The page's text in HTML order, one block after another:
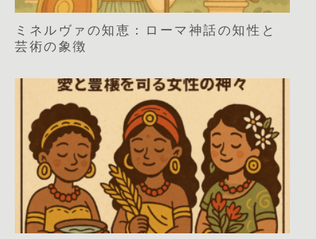
ミネルヴァの知恵：ローマ神話の知性と
芸術の象徴